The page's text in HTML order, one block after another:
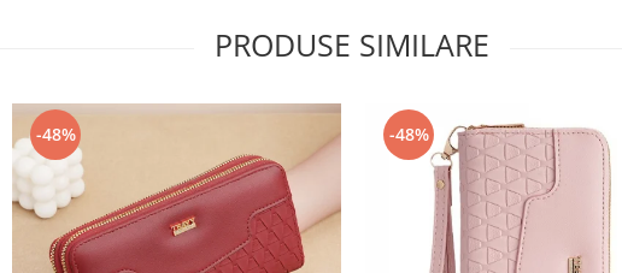
PRODUSE SIMILARE
-48% -48%